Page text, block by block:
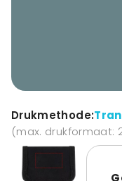
Drukmethode:
(max. drukformaat: